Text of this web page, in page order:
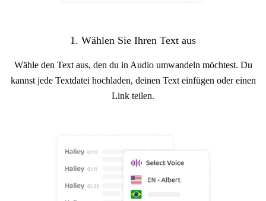
1. Wählen Sie Ihren Text aus
Wähle den Text aus, den du in Audio umwandeln möchtest. Du
kannst jede Textdatei hochladen, deinen Text einfügen oder einen
Link teilen.